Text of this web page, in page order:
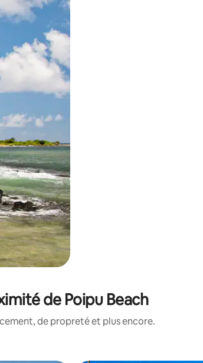
en faisant glisser.
de Poipu Beach
de propreté et plus encore.